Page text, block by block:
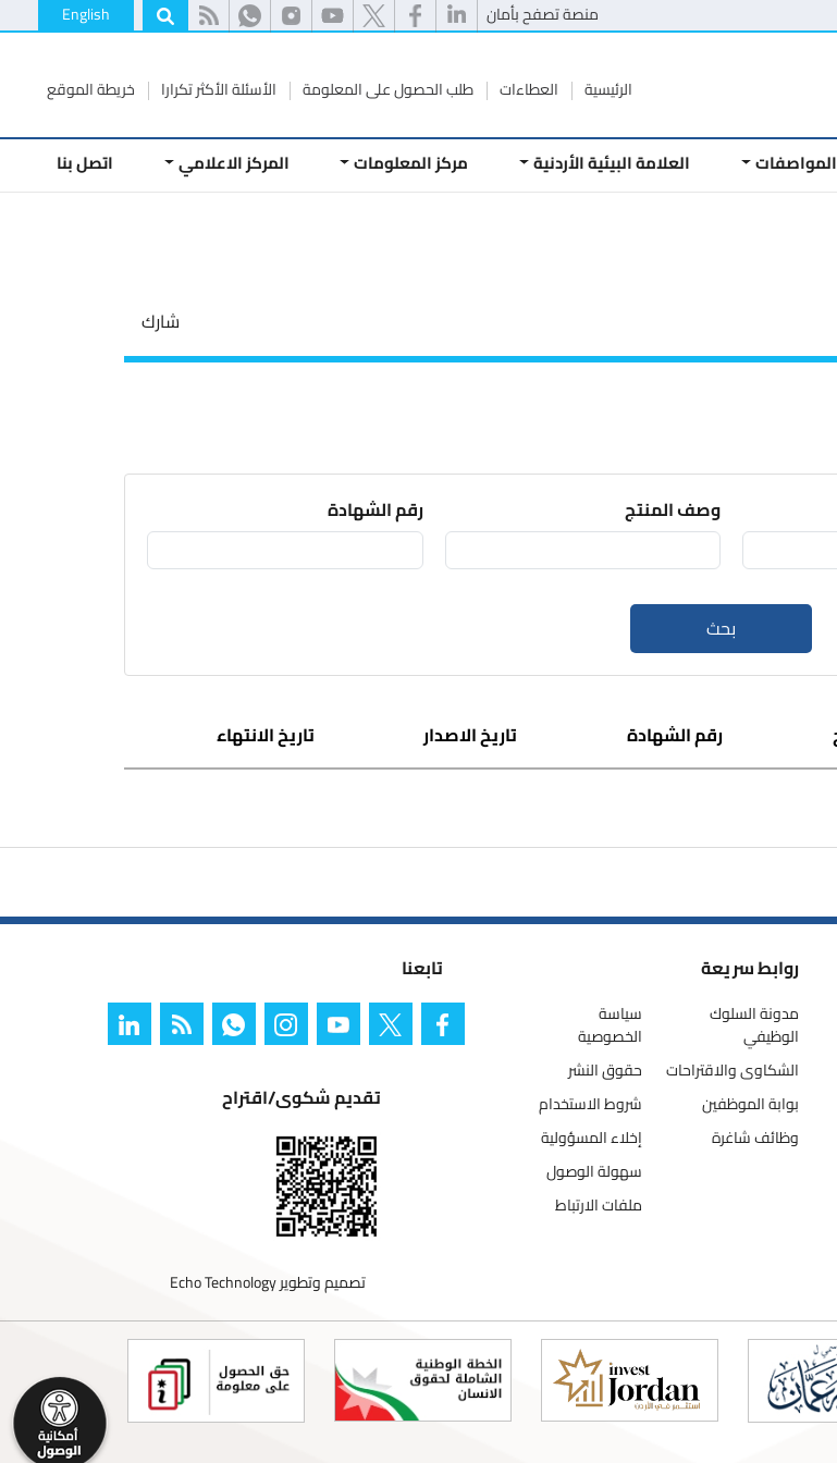
منصة تصفح بأمان English
الرئيسية العطاءات طلب الحصول على المعلومة الأسئلة الأكثر تكرارا خريطة الموقع
المواصفات العلامة البيئية الأردنية مركز المعلومات المركز الاعلامي اتصل بنا
شارك
وصف المنتج رقم الشهادة
بحث
رقم الشهادة تاريخ الاصدار تاريخ الانتهاء
روابط سريعة
مدونة السلوك
الوظيفي
الشكاوى والاقتراحات
بوابة الموظفين
وظائف شاغرة
سياسة
الخصوصية
حقوق النشر
شروط الاستخدام
إخلاء المسؤولية
سهولة الوصول
ملفات الارتباط
تابعنا
تقديم شكوى/اقتراح
تصميم وتطويرEcho Technology